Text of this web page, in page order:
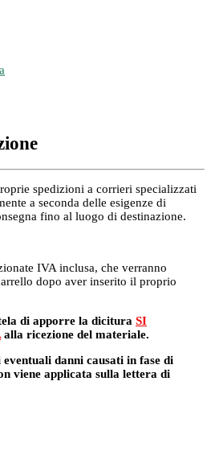
spedizioni a corrieri specializzati
a seconda delle esigenze di
fino al luogo di destinazione.
IVA inclusa, che verranno
dopo aver inserito il proprio
di apporre la dicitura SI
alla ricezione del materiale.
eventuali danni causati in fase di
viene applicata sulla lettera di